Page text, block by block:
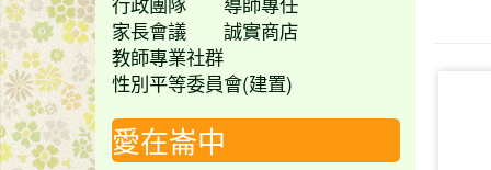
家長會議
誠實商店
教師專業社群
性別平等委員會(建置)
愛在崙中